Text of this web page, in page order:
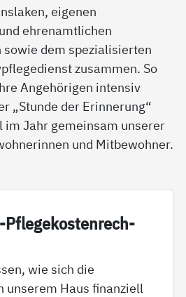
eigenen
ehrenamtlichen
dem spezialisierten
zusammen. So
Angehörigen intensiv
„Stunde der Erinnerung“
im Jahr gemeinsam unserer
und Mitbewohner.
Pf­le­ge­kos­ten­rech­
wie sich die
unserem Haus finanziell